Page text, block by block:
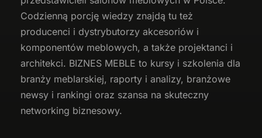
Codzienną porcję wiedzy znajdą tu też
producenci i dystrybutorzy akcesoriów i
komponentów meblowych, a także projektanci i
architekci. BIZNES MEBLE to kursy i szkolenia dla
branży meblarskiej, raporty i analizy, branżowe
newsy i rankingi oraz szansa na skuteczny
networking biznesowy.